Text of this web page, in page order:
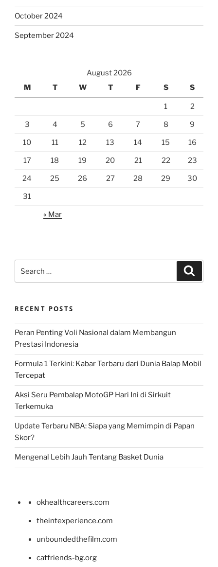
October 2024
September 2024
August 2026
M
T W T F S S
1 2
3 4 5 6 7 8 9
10 11 12 13 14 15 16
17 18 19 20 21 22 23
24 25 26 27 28 29 30
31
« Mar
for:
RECENT POSTS
Peran Penting Voli Nasional dalam Membangun
Prestasi Indonesia
Formula 1 Terkini: Kabar Terbaru dari Dunia Balap Mobil
Tercepat
Aksi Seru Pembalap MotoGP Hari Ini di Sirkuit
Terkemuka
Update Terbaru NBA: Siapa yang Memimpin di Papan
Skor?
Mengenal Lebih Jauh Tentang Basket Dunia
okhealthcareers.com
theintexperience.com
unboundedthefilm.com
catfriends-bg.org